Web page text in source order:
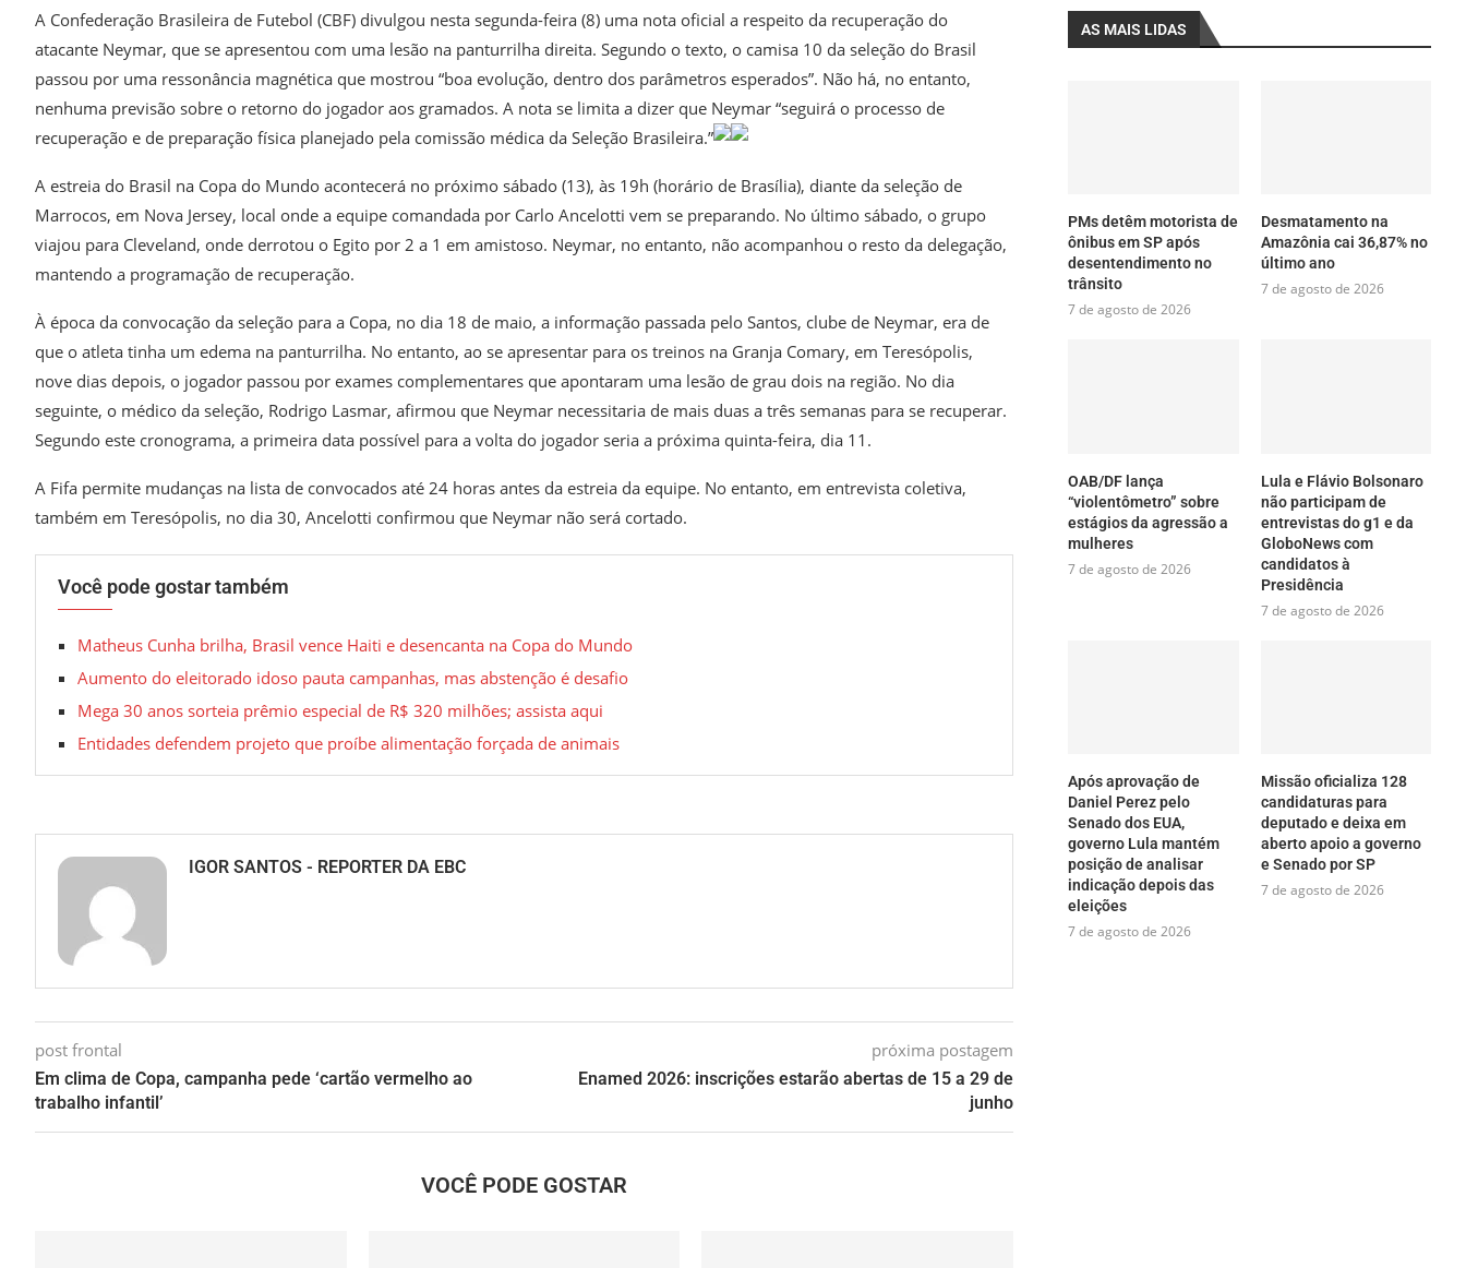
A Confederação Brasileira de Futebol (CBF) divulgou nesta segunda-feira (8) uma nota oficial a respeito da recuperação do
atacante Neymar, que se apresentou com uma lesão na panturrilha direita. Segundo o texto, o camisa 10 da seleção do Brasil
passou por uma ressonância magnética que mostrou “boa evolução, dentro dos parâmetros esperados”. Não há, no entanto,
nenhuma previsão sobre o retorno do jogador aos gramados. A nota se limita a dizer que Neymar “seguirá o processo de
recuperação e de preparação física planejado pela comissão médica da Seleção Brasileira.”
A estreia do Brasil na Copa do Mundo acontecerá no próximo sábado (13), às 19h (horário de Brasília), diante da seleção de
Marrocos, em Nova Jersey, local onde a equipe comandada por Carlo Ancelotti vem se preparando. No último sábado, o grupo
viajou para Cleveland, onde derrotou o Egito por 2 a 1 em amistoso. Neymar, no entanto, não acompanhou o resto da delegação,
mantendo a programação de recuperação.
À época da convocação da seleção para a Copa, no dia 18 de maio, a informação passada pelo Santos, clube de Neymar, era de
que o atleta tinha um edema na panturrilha. No entanto, ao se apresentar para os treinos na Granja Comary, em Teresópolis,
nove dias depois, o jogador passou por exames complementares que apontaram uma lesão de grau dois na região. No dia
seguinte, o médico da seleção, Rodrigo Lasmar, afirmou que Neymar necessitaria de mais duas a três semanas para se recuperar.
Segundo este cronograma, a primeira data possível para a volta do jogador seria a próxima quinta-feira, dia 11.
A Fifa permite mudanças na lista de convocados até 24 horas antes da estreia da equipe. No entanto, em entrevista coletiva,
também em Teresópolis, no dia 30, Ancelotti confirmou que Neymar não será cortado.
Você pode gostar também
Matheus Cunha brilha, Brasil vence Haiti e desencanta na Copa do Mundo
Aumento do eleitorado idoso pauta campanhas, mas abstenção é desafio
Mega 30 anos sorteia prêmio especial de R$ 320 milhões; assista aqui
Entidades defendem projeto que proíbe alimentação forçada de animais
IGOR SANTOS - REPORTER DA EBC
post frontal
Em clima de Copa, campanha pede ‘cartão vermelho ao
trabalho infantil’
próxima postagem
Enamed 2026: inscrições estarão abertas de 15 a 29 de
junho
VOCÊ PODE GOSTAR
AS MAIS LIDAS
PMs detêm motorista de
ônibus em SP após
desentendimento no
trânsito
7 de agosto de 2026
Desmatamento na
Amazônia cai 36,87% no
último ano
7 de agosto de 2026
OAB/DF lança
“violentômetro” sobre
estágios da agressão a
mulheres
7 de agosto de 2026
Lula e Flávio Bolsonaro
não participam de
entrevistas do g1 e da
GloboNews com
candidatos à
Presidência
7 de agosto de 2026
Após aprovação de
Daniel Perez pelo
Senado dos EUA,
governo Lula mantém
posição de analisar
indicação depois das
eleições
7 de agosto de 2026
Missão oficializa 128
candidaturas para
deputado e deixa em
aberto apoio a governo
e Senado por SP
7 de agosto de 2026